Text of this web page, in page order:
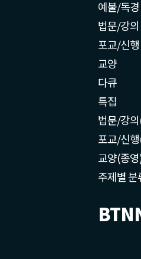
예불/독경
법문/강의
포교/신행
교양
다큐
특집
법문/강
포교/신
교양(종
주제별 분